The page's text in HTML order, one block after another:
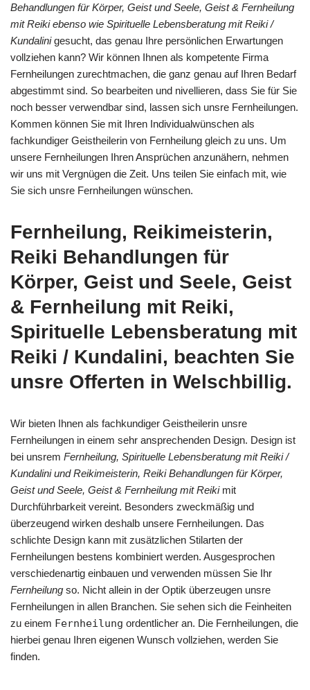
Behandlungen für Körper, Geist und Seele, Geist & Fernheilung
mit Reiki ebenso wie Spirituelle Lebensberatung mit Reiki /
Kundalinigesucht, das genau Ihre persönlichen Erwartungen
vollziehen kann? Wir können Ihnen als kompetente Firma
Fernheilungen zurechtmachen, die ganz genau auf Ihren Bedarf
abgestimmt sind. So bearbeiten und nivellieren, dass Sie für Sie
noch besser verwendbar sind, lassen sich unsre Fernheilungen.
Kommen können Sie mit Ihren Individualwünschen als
fachkundiger Geistheilerin von Fernheilung gleich zu uns. Um
unsere Fernheilungen Ihren Ansprüchen anzunähern, nehmen
wir uns mit Vergnügen die Zeit. Uns teilen Sie einfach mit, wie
Sie sich unsre Fernheilungen wünschen.
Fernheilung, Reikimeisterin,
Reiki Behandlungen für
Körper, Geist und Seele, Geist
& Fernheilung mit Reiki,
Spirituelle Lebensberatung mit
Reiki / Kundalini, beachten Sie
unsre Offerten in Welschbillig.
Wir bieten Ihnen als fachkundiger Geistheilerin unsre
Fernheilungen in einem sehr ansprechenden Design. Design ist
bei unsrem Fernheilung, Spirituelle Lebensberatung mit Reiki /
Kundalini und Reikimeisterin, Reiki Behandlungen für Körper,
Geist und Seele, Geist & Fernheilung mit Reikimit
Durchführbarkeit vereint. Besonders zweckmäßig und
überzeugend wirken deshalb unsere Fernheilungen. Das
schlichte Design kann mit zusätzlichen Stilarten der
Fernheilungen bestens kombiniert werden. Ausgesprochen
verschiedenartig einbauen und verwenden müssen Sie Ihr
Fernheilung so. Nicht allein in der Optik überzeugen unsre
Fernheilungen in allen Branchen. Sie sehen sich die Feinheiten
zu einem Fernheilung ordentlicher an. Die Fernheilungen, die
hierbei genau Ihren eigenen Wunsch vollziehen, werden Sie
finden.